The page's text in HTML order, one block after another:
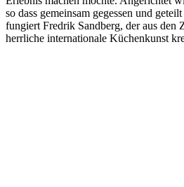
so dass gemeinsam gegessen und
fungiert Fredrik Sandberg, der aus den
herrliche internationale Küchenkunst